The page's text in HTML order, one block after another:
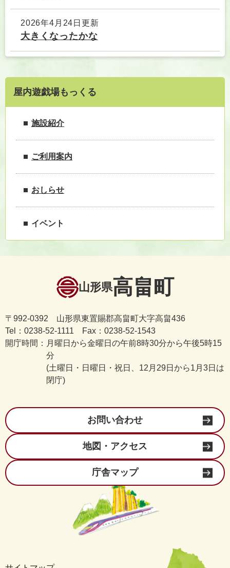
2026年4月24日更新
大きくなったかな
屋内遊戯場もっくる
施設紹介
ご利用案内
おしらせ
イベント
山形県高畠町
〒992-0392 山形県東置賜郡高畠町大字高畠436
Tel：0238-52-1111 Fax：0238-52-1543
開庁時間： 月曜日から金曜日の午前8時30分から午後5時15
分
(土曜日・日曜日・祝日、12月29日から1月3日は
閉庁)
お問い合わせ
地図・アクセス
庁舎マップ